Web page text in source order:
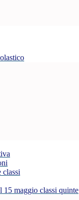
classi
15 maggio classi quinte